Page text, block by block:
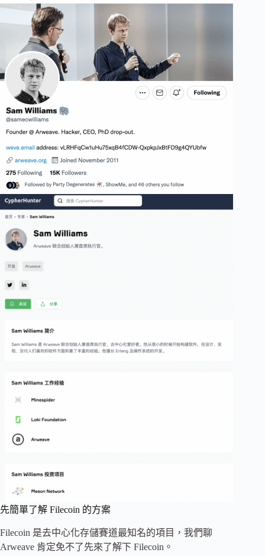
先簡單了解 Filecoin 的方案
Filecoin 是去中心化存儲賽道最知名的項目，我們聊
Arweave 肯定免不了先來了解下 Filecoin。